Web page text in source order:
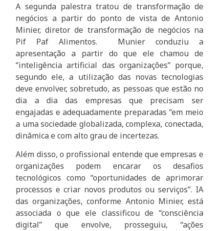
A segunda palestra tratou de transformação de
negócios a partir do ponto de vista de Antonio
Minier, diretor de transformação de negócios na
Pif Paf Alimentos. Munier conduziu a
apresentação a partir do que ele chamou de
“inteligência artificial das organizações” porque,
segundo ele, a utilização das novas tecnologias
deve envolver, sobretudo, as pessoas que estão no
dia a dia das empresas que precisam ser
engajadas e adequadamente preparadas “em meio
a uma sociedade globalizada, complexa, conectada,
dinâmica e com alto grau de incertezas.
Além disso, o profissional entende que empresas e
organizações podem encarar os desafios
tecnológicos como “oportunidades de aprimorar
processos e criar novos produtos ou serviços”. IA
das organizações, conforme Antonio Minier, está
associada o que ele classificou de “consciência
digital” que envolve, prosseguiu, “ações